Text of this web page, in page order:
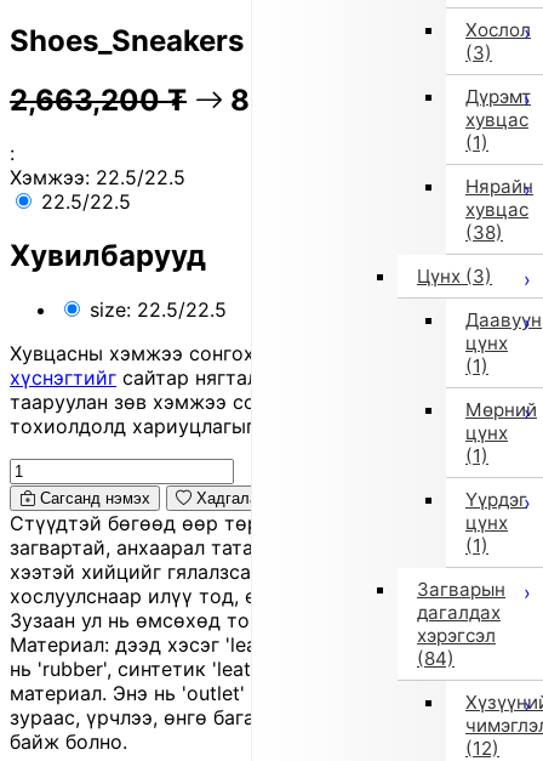
Хослол
(3)
Дүрэмт
хувцас
(1)
Нярайн
хувцас
(38)
Цүнх (3)
Даавуун
цүнх
(1)
Мөрний
цүнх
(1)
Үүрдэг
цүнх
(1)
Загварын
дагалдах
хэрэгсэл
(84)
(12)
Shoes_Sneakers (Other)
2,663,200 ₮ 81% OFF 532,300 ₮
:
Хэмжээ: 22.5/22.5
22.5/22.5
Хувилбарууд
size: 22.5/22.5
Хувцасны хэмжээ сонгохдоо
хэмжээ сонгох
хүснэгтийг сайтар нягталж, биеийн хэмжээтэйгээ
тааруулан зөв хэмжээ сонгоно уу, хувцас таарахгүй
тохиолдолд хариуцлагыг захиалагч өөрөө хүлээнэ.
Сагсанд нэмэх Хадгалах
Стүүдтэй бөгөөд өөр төрлийн материал хосолсон
загвартай, анхаарал татахуйц 'sneaker'. Амьтны
хээтэй хийцийг гялалзсан 'fringe' детальтай
хослуулснаар илүү тод, өвөрмөц төрх бүрдүүлжээ.
Зузаан ул нь өмсөхөд тогтвортой, эвтэйхэн.
Материал: дээд хэсэг 'leather', доторлогоо 'leather', ул
нь 'rubber', синтетик 'leather', 'plastic' болон бусад
материал. Энэ нь 'outlet' бүтээгдэхүүн тул жижиг
зураас, үрчлээ, өнгө бага зэрэг гандах зэрэг өө сэв
байж болно.